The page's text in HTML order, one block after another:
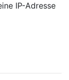
IP-Adresse